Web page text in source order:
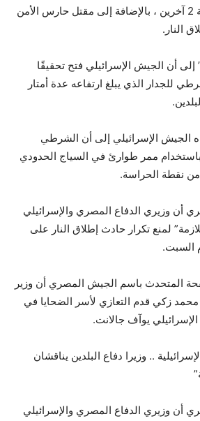
الأمن الإسرائيلي وإصابة 2 آخرين ، بالإضافة إلى مقتل حارس الأمن
النار.
أن الجيش الإسرائيلي فتح تحقيقًا
للجدار الذي يبلغ ارتفاعه عدة أمتار
الجيش الإسرائيلي إلى أن الشرطي
ممر طوارئ في السياج الحدودي
من نقطة الحراسة.
أن وزيري الدفاع المصري والإسرائيلي
لمنع تكرار حادث إطلاق النار على
السبت.
المتحدث باسم الجيش المصري أن وزير
زكي قدم التعازي لأسر الضحايا في
يوآف جالانت.
.. وزيرا دفاع البلدين يناقشان
أن وزيري الدفاع المصري والإسرائيلي